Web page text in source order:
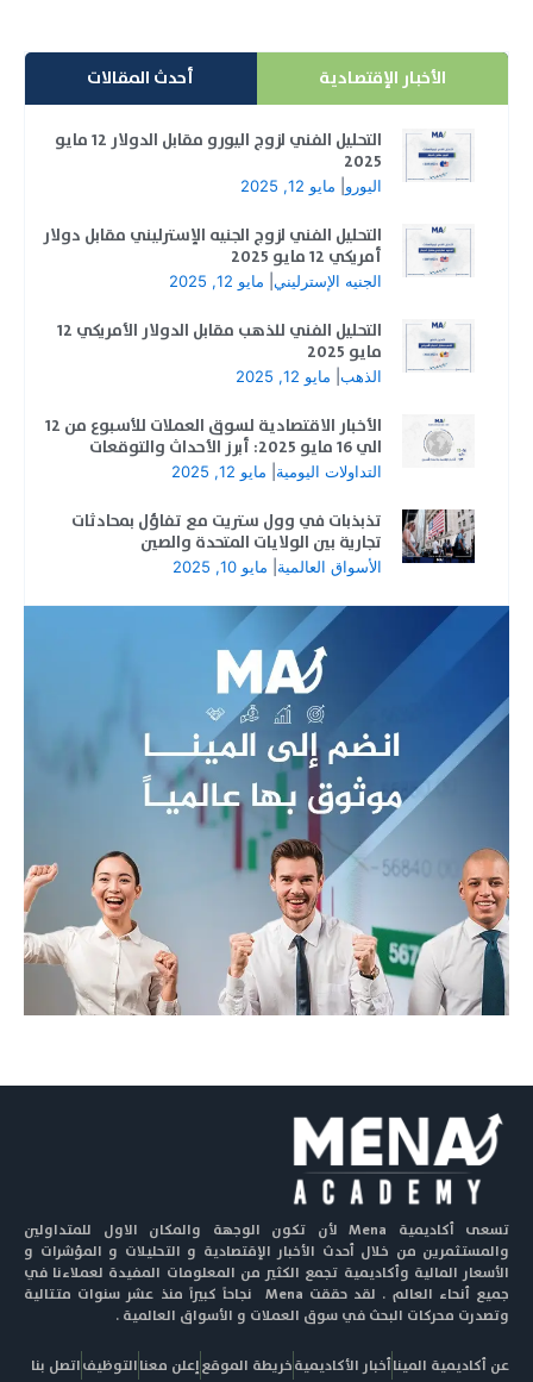
الأخبار الإقتصادية أحدث المقالات
التحليل الفني لزوج اليورو مقابل الدولار 12 مايو
2025
اليورو مايو 12, 2025
التحليل الفني لزوج الجنيه الإسترليني مقابل دولار
أمريكي 12 مايو 2025
الجنيه الإسترليني مايو 12, 2025
التحليل الفني للذهب مقابل الدولار الأمريكي 12
مايو 2025
الذهب مايو 12, 2025
الأخبار الاقتصادية لسوق العملات للأسبوع من 12
الي 16 مايو 2025: أبرز الأحداث والتوقعات
التداولات اليومية مايو 12, 2025
تذبذبات في وول ستريت مع تفاؤل بمحادثات
تجارية بين الولايات المتحدة والصين
الأسواق العالمية مايو 10, 2025
تسعى أكاديمية Mena لأن تكون الوجهة والمكان الاول للمتداولين
والمستثمرين من خلال أحدث الأخبار الإقتصادية و التحليلات و المؤشرات و
الأسعار المالية وأكاديمية تجمع الكثير من المعلومات المفيدة لعملاءنا في
جميع أنحاء العالم . لقد حققت Mena نجاحاً كبيراً منذ عشر سنوات متتالية
وتصدرت محركات البحث في سوق العملات و الأسواق العالمية .
عن أكاديمية الميناأخبار الأكاديميةخريطة الموقعإعلن معناالتوظيفاتصل بنا